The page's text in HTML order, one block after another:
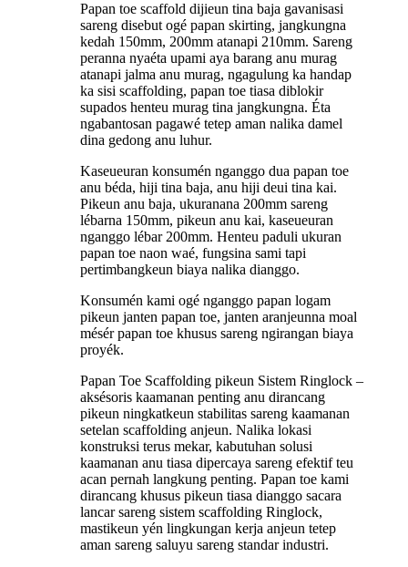
Papan toe scaffold dijieun tina baja gavanisasi
sareng disebut ogé papan skirting, jangkungna
kedah 150mm, 200mm atanapi 210mm. Sareng
peranna nyaéta upami aya barang anu murag
atanapi jalma anu murag, ngagulung ka handap
ka sisi scaffolding, papan toe tiasa diblokir
supados henteu murag tina jangkungna. Éta
ngabantosan pagawé tetep aman nalika damel
dina gedong anu luhur.
Kaseueuran konsumén nganggo dua papan toe
anu béda, hiji tina baja, anu hiji deui tina kai.
Pikeun anu baja, ukuranana 200mm sareng
lébarna 150mm, pikeun anu kai, kaseueuran
nganggo lébar 200mm. Henteu paduli ukuran
papan toe naon waé, fungsina sami tapi
pertimbangkeun biaya nalika dianggo.
Konsumén kami ogé nganggo papan logam
pikeun janten papan toe, janten aranjeunna moal
mésér papan toe khusus sareng ngirangan biaya
proyék.
Papan Toe Scaffolding pikeun Sistem Ringlock –
aksésoris kaamanan penting anu dirancang
pikeun ningkatkeun stabilitas sareng kaamanan
setelan scaffolding anjeun. Nalika lokasi
konstruksi terus mekar, kabutuhan solusi
kaamanan anu tiasa dipercaya sareng efektif teu
acan pernah langkung penting. Papan toe kami
dirancang khusus pikeun tiasa dianggo sacara
lancar sareng sistem scaffolding Ringlock,
mastikeun yén lingkungan kerja anjeun tetep
aman sareng saluyu sareng standar industri.